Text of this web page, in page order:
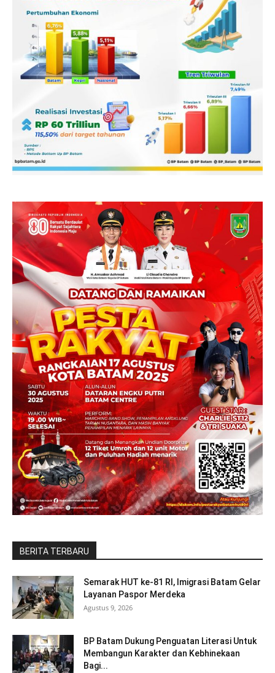
BERITA TERBARU
Semarak HUT ke-81 RI, Imigrasi Batam Gelar
Layanan Paspor Merdeka
Agustus 9, 2026
BP Batam Dukung Penguatan Literasi Untuk
Membangun Karakter dan Kebhinekaan
Bagi...